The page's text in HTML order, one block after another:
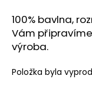
100% bavlna,
Vám
výroba.
Položka byla
D
o
p
o